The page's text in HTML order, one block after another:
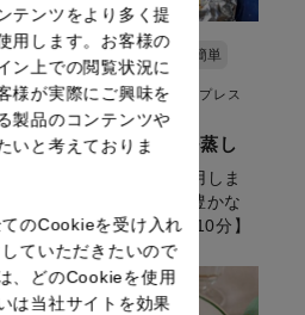
】
10分 和風 簡単
クックフォーミー エクスプレス
（210レシピ内蔵）
鮭ときのこのホイル蒸し
秋の味覚を盛大に活用しま
した。手軽で、風味豊かな
一品。 【準備時間：10分】
テンツをより多く提
用します。お客様の
ン上での閲覧状況に
様が実際にご興味を
製品のコンテンツや
いと考えておりま
てのCookieを受け入れ
ていただきたいので
、どのCookieを使用
は当社サイトを効果